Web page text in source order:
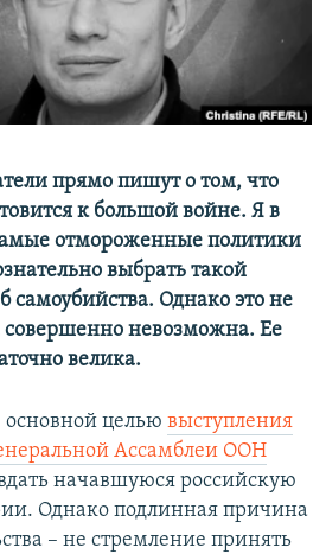
прямо пишут о том, что
к большой войне. Я в
отмороженные политики
выбрать такой
самоубийства. Однако это не
совершенно невозможна. Ее
велика.
целью выступления
Ассамблеи ООН
начавшуюся российскую
Однако подлинная причина
– не стремление принять